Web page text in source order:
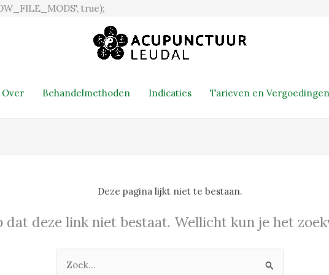
true);
naar
de
inhoud
Over Behandelmethoden Indicaties Tarieven en Vergoedingen
Deze pagina lijkt niet te bestaan.
deze link niet bestaat. Wellicht kun je het
Zoek